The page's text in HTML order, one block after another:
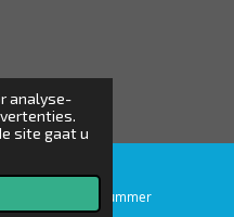
analyse-
site gaat u
Telefoonnummer